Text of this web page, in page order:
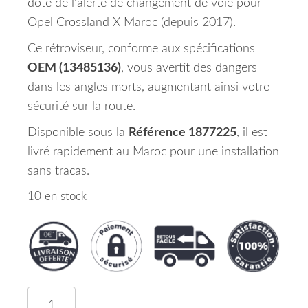
doté de l’alerte de changement de voie pour
Opel Crossland X Maroc (depuis 2017).
Ce rétroviseur, conforme aux spécifications
OEM (13485136), vous avertit des dangers
dans les angles morts, augmentant ainsi votre
sécurité sur la route.
Disponible sous la Référence 1877225, il est
livré rapidement au Maroc pour une installation
sans tracas.
10 en stock